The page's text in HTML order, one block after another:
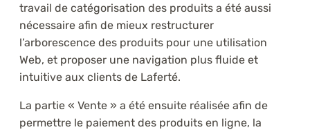
travail de catégorisation des produits a été aussi
nécessaire afin de mieux restructurer
l’arborescence des produits pour une utilisation
Web, et proposer une navigation plus fluide et
intuitive aux clients de Laferté.
La partie « Vente » a été ensuite réalisée afin de
permettre le paiement des produits en ligne, la